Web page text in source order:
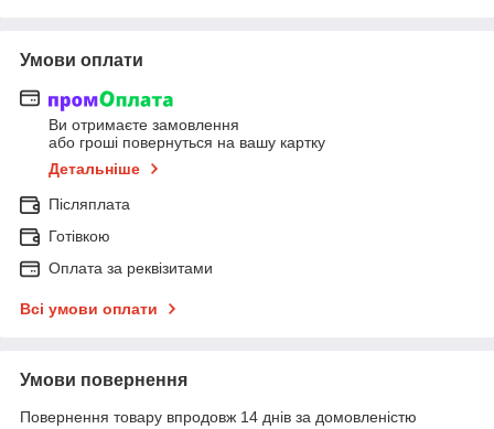
Умови оплати
Ви отримаєте замовлення
або гроші повернуться на вашу картку
Детальніше
Післяплата
Готівкою
Оплата за реквізитами
Всі умови оплати
Умови повернення
Повернення товару впродовж 14 днів за домовленістю